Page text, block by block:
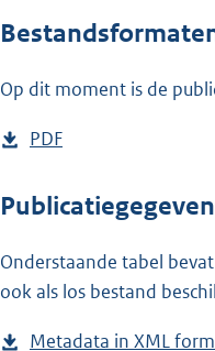
Op dit moment is de
D
w
l
o
PDF
s
a
n
Onderstaande tabel
ook als los bestand
Metadata in XML